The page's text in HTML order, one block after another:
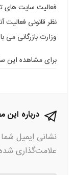
فیسبوکگوگل
پلاس
فعالیت سایت های
نظر قانونی فعالیت
وزارت بازرگانی
برای مشاهده این
درباره
نشانی ایمیل
علامت‌گذاری